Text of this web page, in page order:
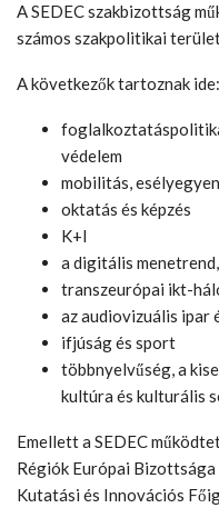
A SEDEC szakbizottság
számos szakpolitikai
A következők tartoznak ide:
védelem
mobilitás,
oktatás és képzés
K+I
a digitális
transzeurópai ikt-
az audiovizuális ipar
ifjúság és sport
többnyelvűség, a
kultúra és kulturális
Emellett a SEDEC
Régiók Európai
Kutatási és Innovációs